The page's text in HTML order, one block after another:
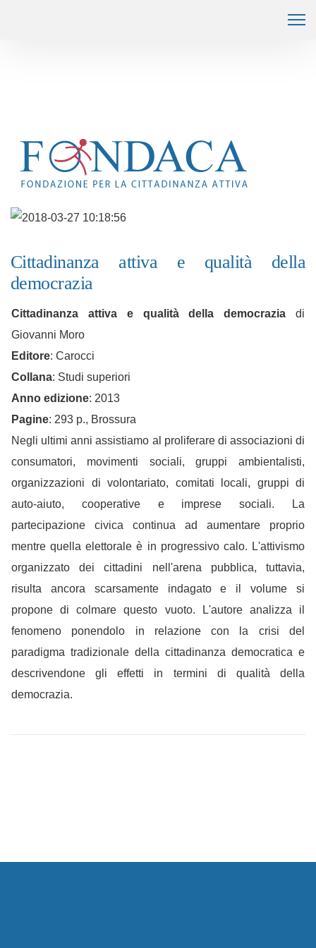
Cittadinanza attiva e qualità della
democrazia
Cittadinanza attiva e qualità della democrazia di
Giovanni Moro
Editore: Carocci
Collana: Studi superiori
Anno edizione: 2013
Pagine: 293 p., Brossura
Negli ultimi anni assistiamo al proliferare di associazioni di
consumatori, movimenti sociali, gruppi ambientalisti,
organizzazioni di volontariato, comitati locali, gruppi di
auto-aiuto, cooperative e imprese sociali. La
partecipazione civica continua ad aumentare proprio
mentre quella elettorale è in progressivo calo. L'attivismo
organizzato dei cittadini nell'arena pubblica, tuttavia,
risulta ancora scarsamente indagato e il volume si
propone di colmare questo vuoto. L'autore analizza il
fenomeno ponendolo in relazione con la crisi del
paradigma tradizionale della cittadinanza democratica e
descrivendone gli effetti in termini di qualità della
democrazia.